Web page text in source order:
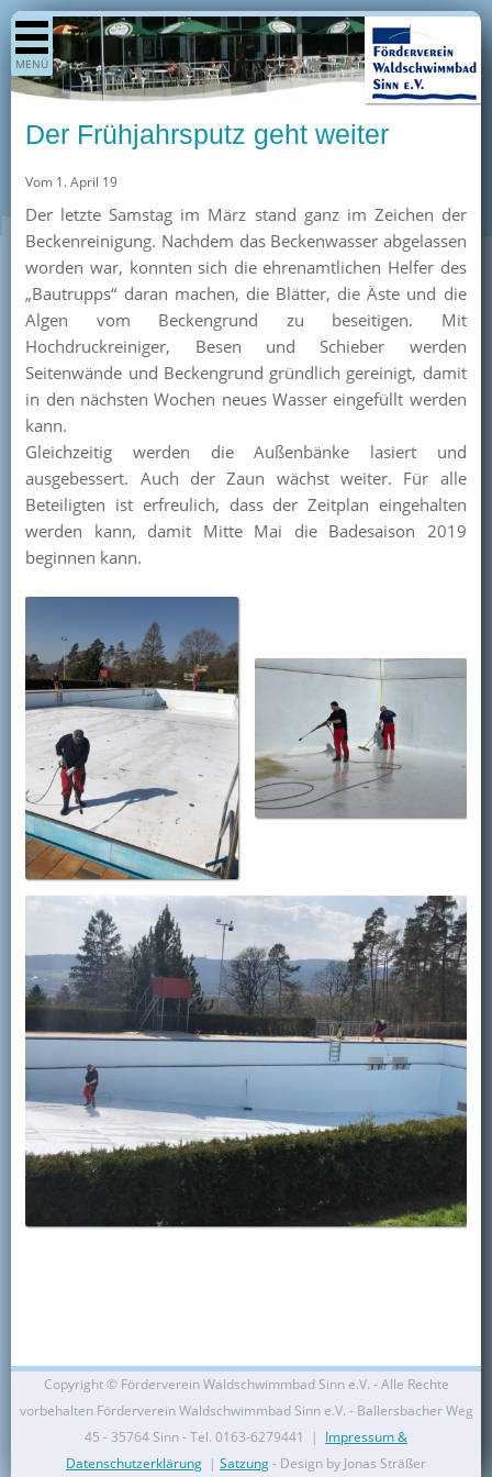
MENÜ
Shop
Aktuelles
Termine
Berichte
Bilder
/ Preise
Kurse
Kioskangebote
Unterstützer
Team
Pressearchiv
Mitglied werden
Der Frühjahrsputz geht weiter
Vom 1. April 19
Der letzte Samstag im März stand ganz im Zeichen der
Beckenreinigung. Nachdem das Beckenwasser abgelassen
worden war, konnten sich die ehrenamtlichen Helfer des
„Bautrupps“ daran machen, die Blätter, die Äste und die
Algen vom Beckengrund zu beseitigen. Mit
Hochdruckreiniger, Besen und Schieber werden
Seitenwände und Beckengrund gründlich gereinigt, damit
in den nächsten Wochen neues Wasser eingefüllt werden
kann.
Gleichzeitig werden die Außenbänke lasiert und
ausgebessert. Auch der Zaun wächst weiter. Für alle
Beteiligten ist erfreulich, dass der Zeitplan eingehalten
werden kann, damit Mitte Mai die Badesaison 2019
beginnen kann.
Copyright © Förderverein Waldschwimmbad Sinn e.V. - Alle Rechte
vorbehalten Förderverein Waldschwimmbad Sinn e.V. - Ballersbacher Weg
45 - 35764 Sinn - Tel. 0163-6279441 | Impressum &
Datenschutzerklärung | Satzung- Design by Jonas Sträßer